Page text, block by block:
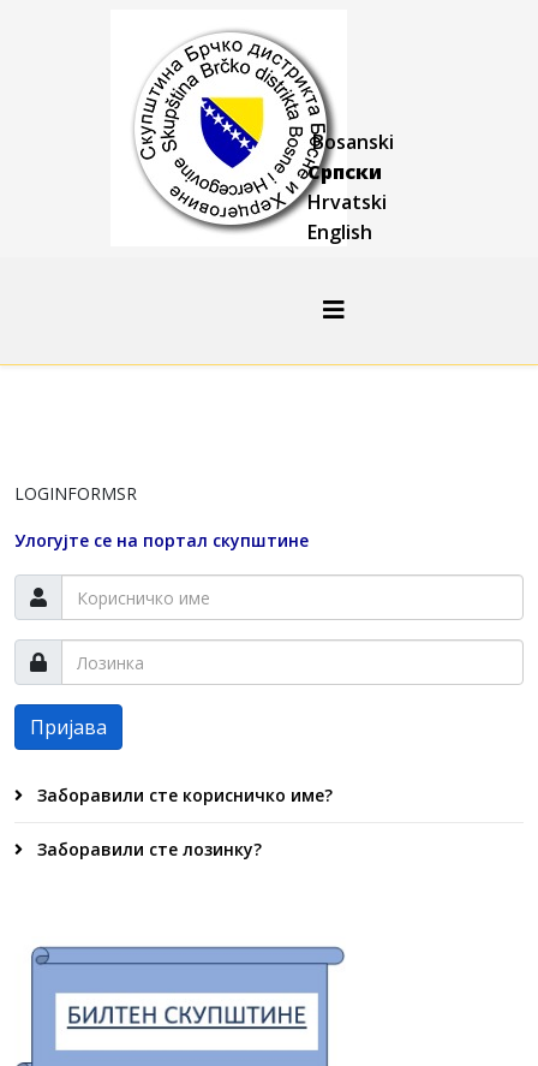
Bosanski
Српски
Hrvatski
English
LOGINFORMSR
Улогујте се на портал скупштине
Пријава
Заборавили сте корисничко име?
Заборавили сте лозинку?